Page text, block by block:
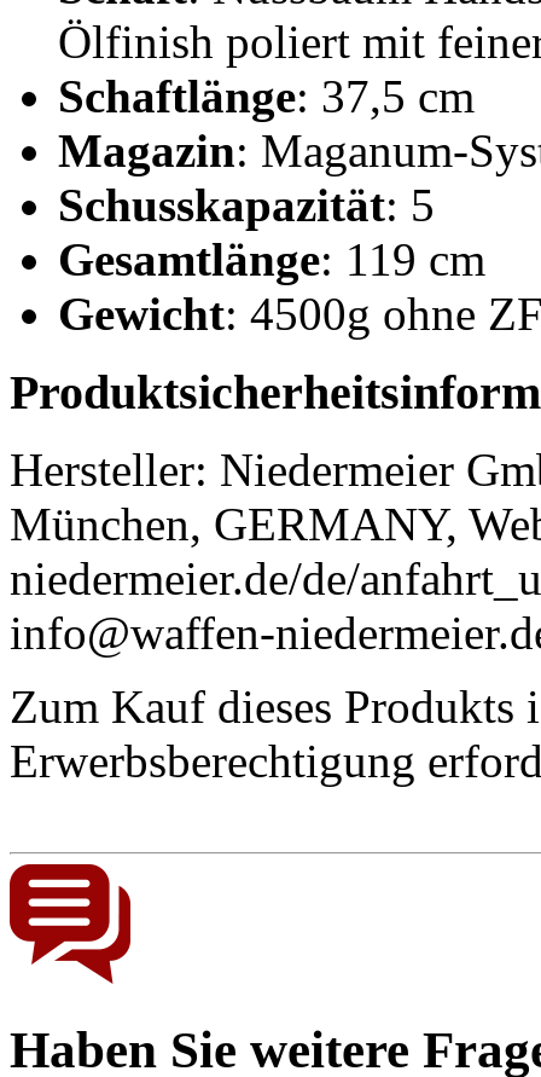
Ölfinish poliert mit
Schaftlänge: 37,5 cm
Magazin: Maganum-
Schusskapazität: 5
Gesamtlänge: 119 cm
Gewicht: 4500g ohne
Hersteller: Niedermeier
München, GERMANY,
niedermeier.de/de/
info@waffen-
Zum Kauf dieses Produkts
Erwerbsberechtigung
Haben Sie weitere